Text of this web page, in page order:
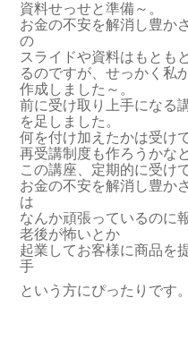
資料せっせと準備～。
お金の不安を解消し豊か
の
スライドや資料はもとも
るのですが、せっかく私
作成しました～。
前に受け取り上手になる
を足しました。
何を付け加えたかは受け
再受講制度も作ろうかな
この講座、定期的に受け
お金の不安を解消し豊か
は
なんか頑張っているのに
老後が怖いとか
起業してお客様に商品を
手
という方にぴったりです。